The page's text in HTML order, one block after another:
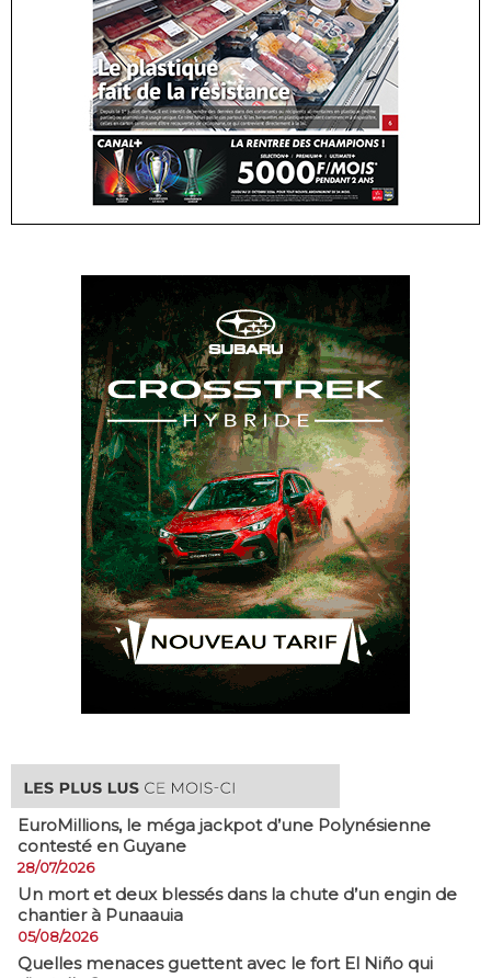
EuroMillions, ​le méga jackpot d’une Polynésienne
contesté en Guyane
28/07/2026
​Un mort et deux blessés dans la chute d’un engin de
chantier à Punaauia
05/08/2026
Quelles menaces guettent avec le fort El Niño qui